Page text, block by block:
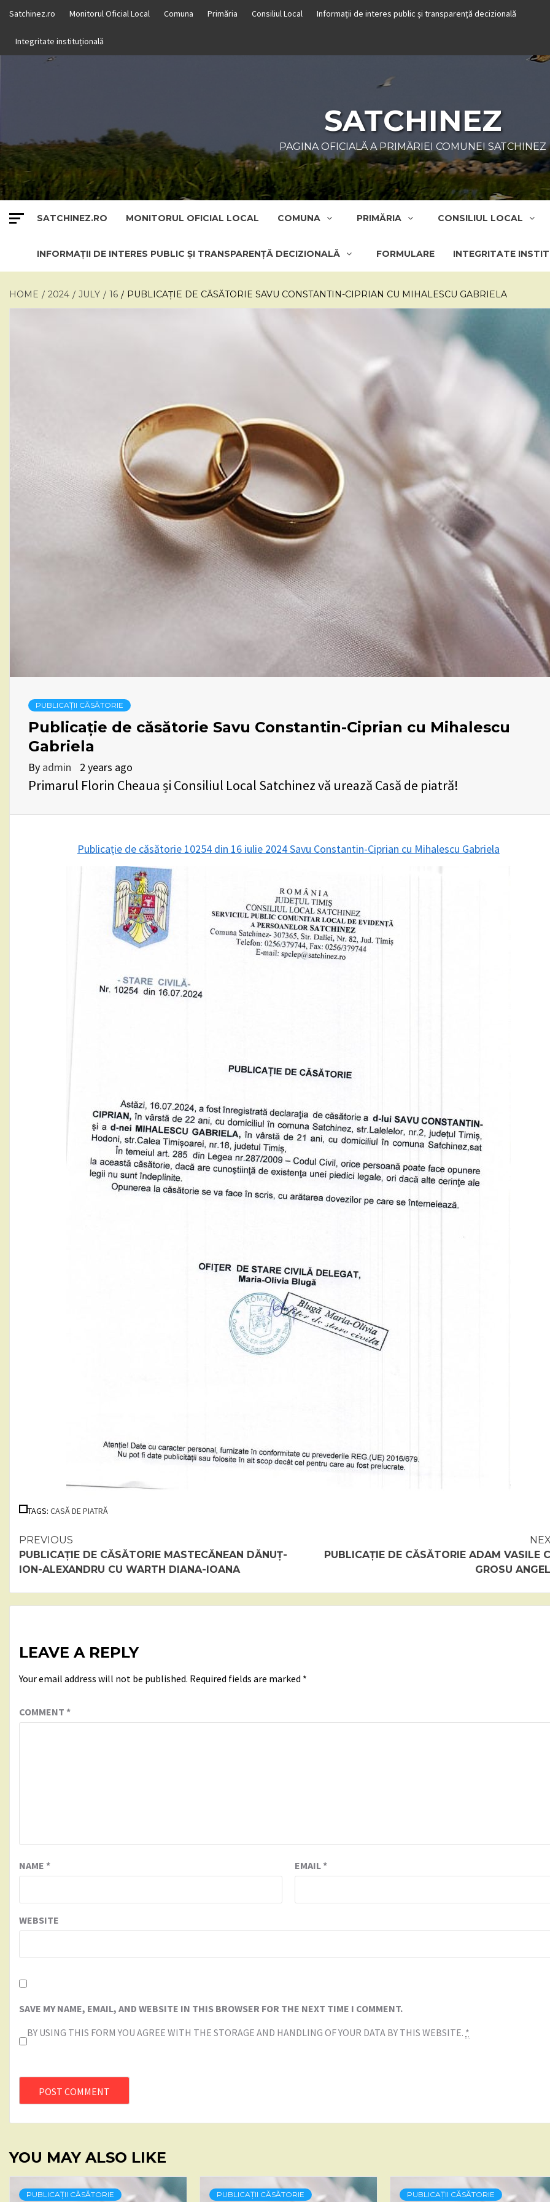
content
Satchinez.ro Monitorul Oficial Local Comuna Primăria Consiliul Local Informații de interes public și transparență decizională
Integritate instituțională
SATCHINEZ
PAGINA OFICIALĂ A PRIMĂRIEI COMUNEI SATCHINEZ
SATCHINEZ.RO MONITORUL OFICIAL LOCAL COMUNA PRIMĂRIA CONSILIUL LOCAL
INFORMAȚII DE INTERES PUBLIC ȘI TRANSPARENȚĂ DECIZIONALĂ FORMULARE INTEGRITATE
HOME 2024 JULY 16 PUBLICAȚIE DE CĂSĂTORIE SAVU CONSTANTIN-CIPRIAN CU MIHALESCU GABRIELA
PUBLICAȚII CĂSĂTORIE
Publicație de căsătorie Savu Constantin-Ciprian cu Mihalescu
Gabriela
By admin 2 years ago
Primarul Florin Cheaua și Consiliul Local Satchinez vă urează Casă de piatră!
Publicație de căsătorie 10254 din 16 iulie 2024 Savu Constantin-Ciprian cu Mihalescu Gabriela
TAGS: CASĂ DE PIATRĂ
Continue
Reading
PREVIOUS
PUBLICAȚIE DE CĂSĂTORIE MASTECĂNEAN DĂNUȚ-
ION-ALEXANDRU CU WARTH DIANA-IOANA
PUBLICAȚIE DE CĂSĂTORIE ADAM VASILE
GROSU
LEAVE A REPLY
Your email address will not be published. Required fields are marked *
COMMENT *
NAME * EMAIL*
WEBSITE
SAVE MY NAME, EMAIL, AND WEBSITE IN THIS BROWSER FOR THE NEXT TIME I COMMENT.
BY USING THIS FORM YOU AGREE WITH THE STORAGE AND HANDLING OF YOUR DATA BY THIS WEBSITE. *
YOU MAY ALSO LIKE
PUBLICAȚII CĂSĂTORIE PUBLICAȚII CĂSĂTORIE PUBLICAȚII CĂSĂTORIE